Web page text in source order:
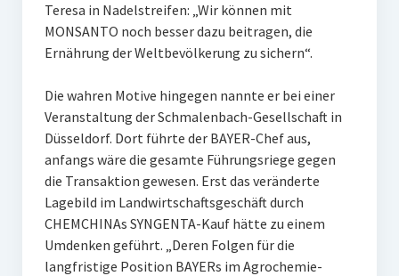
Teresa in Nadelstreifen: „Wir können mit
MONSANTO noch besser dazu beitragen, die
Ernährung der Weltbevölkerung zu sichern“.
Die wahren Motive hingegen nannte er bei einer
Veranstaltung der Schmalenbach-Gesellschaft in
Düsseldorf. Dort führte der BAYER-Chef aus,
anfangs wäre die gesamte Führungsriege gegen
die Transaktion gewesen. Erst das veränderte
Lagebild im Landwirtschaftsgeschäft durch
CHEMCHINAs SYNGENTA-Kauf hätte zu einem
Umdenken geführt. „Deren Folgen für die
langfristige Position BAYERs im Agrochemie-